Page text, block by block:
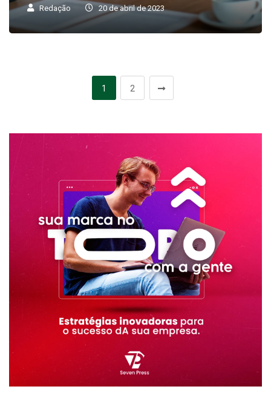
Redação 20 de abril de 2023
1 2